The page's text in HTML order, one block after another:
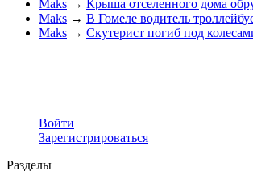
Maks → Крыша отселенного дома
Maks → В Гомеле водитель
Maks → Скутерист погиб под
Войти
Зарегистрироваться
Разделы